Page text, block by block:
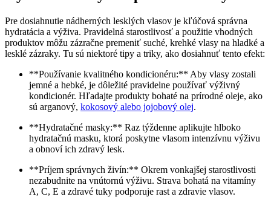
Pre dosiahnutie nádherných lesklých vlasov je kľúčová správna
hydratácia a výživa. Pravidelná starostlivosť a použitie vhodných
produktov môžu zázračne premeniť suché, krehké vlasy na hladké a
lesklé zázraky. Tu sú niektoré tipy a triky, ako dosiahnuť tento efekt:
**Používanie kvalitného kondicionéru:** Aby vlasy zostali
jemné a hebké, je dôležité pravidelne používať výživný
kondicionér. Hľadajte produkty bohaté na prírodné oleje, ako
sú arganový, kokosový alebo jojobový olej.
**Hydratačné masky:** Raz týždenne aplikujte hlboko
hydratačnú masku, ktorá poskytne vlasom intenzívnu výživu
a obnoví ich zdravý lesk.
**Príjem správnych živín:** Okrem vonkajšej starostlivosti
nezabudnite na vnútornú výživu. Strava bohatá na vitamíny
A, C, E a zdravé tuky podporuje rast a zdravie vlasov.